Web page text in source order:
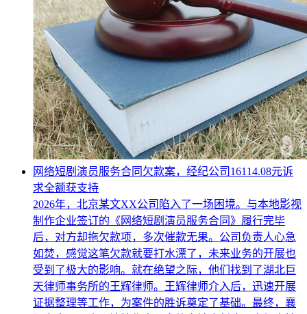
网络短剧演员服务合同欠款案，经纪公司16114.08元诉
求全额获支持
2026年，北京某文XX公司陷入了一场困境。与本地影视
制作企业签订的《网络短剧演员服务合同》履行完毕
后，对方却拖欠款项，多次催款无果。公司负责人心急
如焚，感觉这笔欠款就要打水漂了，未来业务的开展也
受到了极大的影响。就在绝望之际，他们找到了湖北巨
天律师事务所的王辉律师。王辉律师介入后，迅速开展
证据整理等工作，为案件的胜诉奠定了基础。最终，襄